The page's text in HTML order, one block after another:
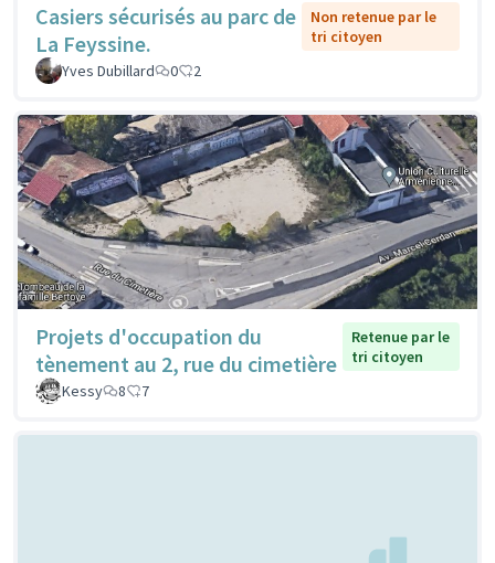
Casiers sécurisés au parc de
La Feyssine.
Non retenue par le
tri citoyen
Yves Dubillard
0 2
Projets d'occupation du
tènement au 2, rue du cimetière
Retenue par le
tri citoyen
Kessy
8 7